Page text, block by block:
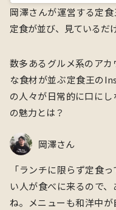
岡澤さんが運営する定
定食が並び、見ているだ
数多あるグルメ系のア
な食材が並ぶ定食王の
の人々が日常的に口に
の魅力とは？
岡澤さん
「ランチに限らず定食
い人が食べに来るので
ね。メニューも和洋中が